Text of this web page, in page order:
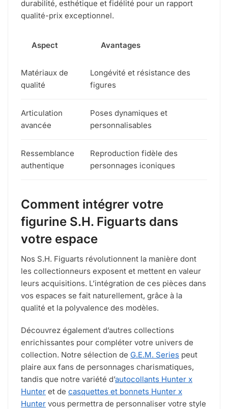
durabilité, esthétique et fidélité pour un rapport
qualité-prix exceptionnel.
Aspect Avantages
Matériaux de
qualité
Longévité et résistance des
figures
Articulation
avancée
Poses dynamiques et
personnalisables
Ressemblance
authentique
Reproduction fidèle des
personnages iconiques
Comment intégrer votre
figurine S.H. Figuarts dans
votre espace
Nos S.H. Figuarts révolutionnent la manière dont
les collectionneurs exposent et mettent en valeur
leurs acquisitions. L’intégration de ces pièces dans
vos espaces se fait naturellement, grâce à la
qualité et la polyvalence des modèles.
Découvrez également d’autres collections
enrichissantes pour compléter votre univers de
collection. Notre sélection de G.E.M. Series peut
plaire aux fans de personnages charismatiques,
tandis que notre variété d’autocollants Hunter x
Hunter et de casquettes et bonnets Hunter x
Hunter vous permettra de personnaliser votre style